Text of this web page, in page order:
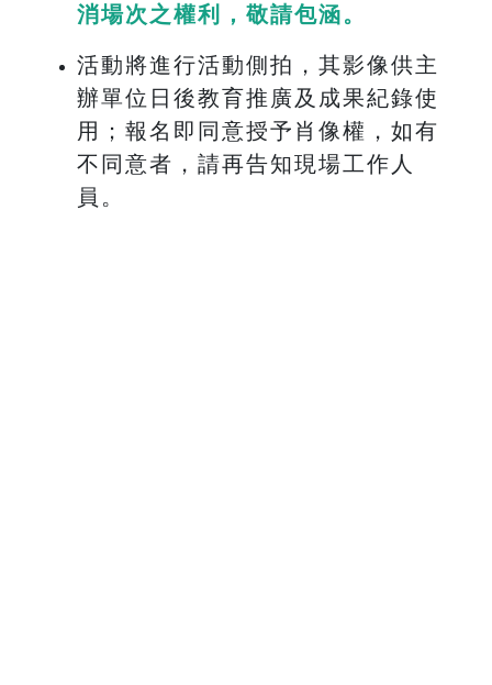
消場次之權利，敬請包涵。
活動將進行活動側拍，其影像供主
辦單位日後教育推廣及成果紀錄使
用；報名即同意授予肖像權，如有
不同意者，請再告知現場工作人
員。